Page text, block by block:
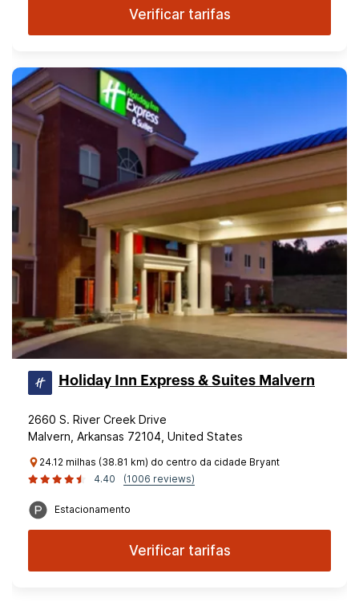
Verificar tarifas
Holiday Inn Express & Suites Malvern
2660 S. River Creek Drive
Malvern, Arkansas 72104, United States
24.12 milhas (38.81 km) do centro da cidade Bryant
4.40
(1006 reviews)
Estacionamento
Verificar tarifas